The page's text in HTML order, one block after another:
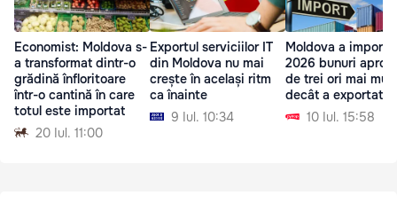
Economist: Moldova s-
a transformat dintr-o
grădină înfloritoare
într-o cantină în care
totul este importat
20 Iul. 11:00
Exportul serviciilor IT
din Moldova nu mai
crește în același ritm
ca înainte
9 Iul. 10:34
Moldova a
2026 bunuri
de trei ori mai
decât a exportat
10 Iul. 15:58